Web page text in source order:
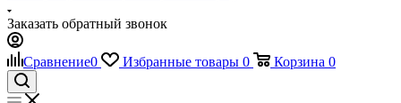
Заказать обратный звонок
Сравнение0 Избранные товары 0 Корзина 0